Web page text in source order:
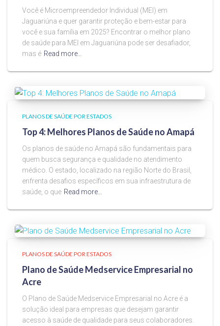
Você é Microempreendedor Individual (MEI) em
Jaguariúna e quer garantir proteção e bem-estar para
você e sua família em 2025? Encontrar o melhor plano
de saúde para MEI em Jaguariúna pode ser desafiador,
mas é Read more…
PLANOS DE SAÚDE POR ESTADOS
Top 4: Melhores Planos de Saúde no Amapá
Os planos de saúde no Amapá são fundamentais para
quem busca segurança e qualidade no atendimento
médico. O estado, localizado na região Norte do Brasil,
enfrenta desafios específicos em sua infraestrutura de
saúde, o que Read more…
PLANOS DE SAÚDE POR ESTADOS
Plano de Saúde Medservice Empresarial no
Acre
O Plano de Saúde Medservice Empresarial no Acre é a
solução ideal para empresas que desejam garantir
acesso à saúde de qualidade para seus colaboradores.